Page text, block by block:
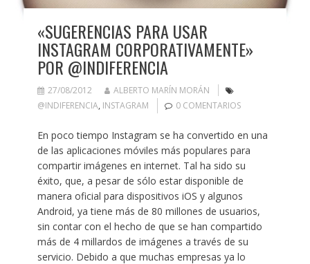
«SUGERENCIAS PARA USAR
INSTAGRAM CORPORATIVAMENTE»
POR @INDIFERENCIA
27/08/2012
ALBERTO MARÍN MORÁN
@INDIFERENCIA, INSTAGRAM 0 COMENTARIOS
En poco tiempo Instagram se ha convertido en una
de las aplicaciones móviles más populares para
compartir imágenes en internet. Tal ha sido su
éxito, que, a pesar de sólo estar disponible de
manera oficial para dispositivos iOS y algunos
Android, ya tiene más de 80 millones de usuarios,
sin contar con el hecho de que se han compartido
más de 4 millardos de imágenes a través de su
servicio. Debido a que muchas empresas ya lo